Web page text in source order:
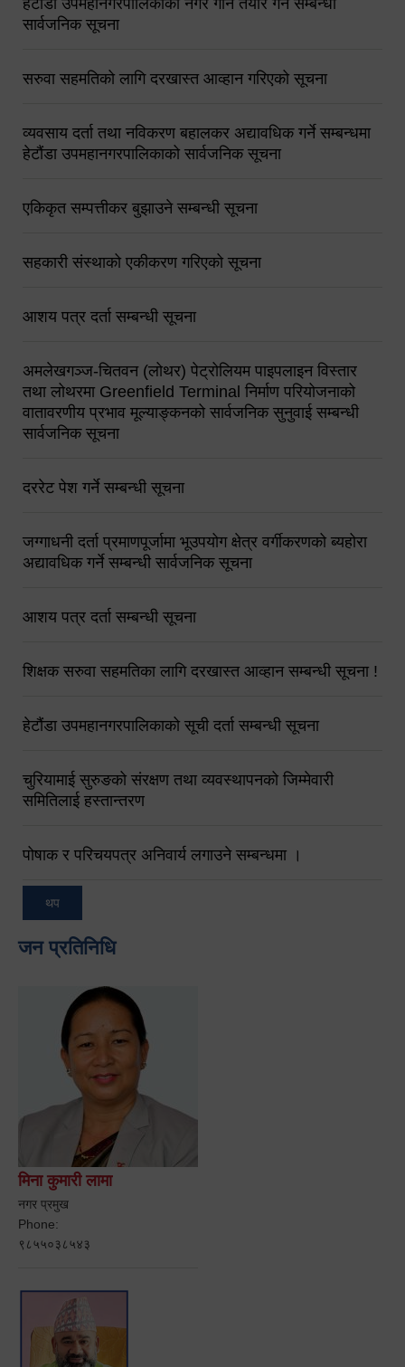
हेटौंडा उपमहानगरपालिकाको नगर गान तयार गर्ने सम्बन्धी
सार्वजनिक सूचना
सरुवा सहमतिको लागि दरखास्त आव्हान गरिएको सूचना
व्यवसाय दर्ता तथा नविकरण बहालकर अद्यावधिक गर्ने सम्बन्धमा
हेटौंडा उपमहानगरपालिकाको सार्वजनिक सूचना
एकिकृत सम्पत्तीकर बुझाउने सम्बन्धी सूचना
सहकारी संस्थाको एकीकरण गरिएको सूचना
आशय पत्र दर्ता सम्बन्धी सूचना
अमलेखगञ्ज-चितवन (लोथर) पेट्रोलियम पाइपलाइन विस्तार
तथा लोथरमा Greenfield Terminal निर्माण परियोजनाको
वातावरणीय प्रभाव मूल्याङ्कनको सार्वजनिक सुनुवाई सम्बन्धी
सार्वजनिक सूचना
दररेट पेश गर्ने सम्बन्धी सूचना
जग्गाधनी दर्ता प्रमाणपूर्जामा भूउपयोग क्षेत्र वर्गीकरणको ब्यहोरा
अद्यावधिक गर्ने सम्बन्धी सार्वजनिक सूचना
आशय पत्र दर्ता सम्बन्धी सूचना
शिक्षक सरुवा सहमतिका लागि दरखास्त आव्हान सम्बन्धी सूचना !
हेटौंडा उपमहानगरपालिकाको सूची दर्ता सम्बन्धी सूचना
चुरियामाई सुरुङको संरक्षण तथा व्यवस्थापनको जिम्मेवारी
समितिलाई हस्तान्तरण
पोषाक र परिचयपत्र अनिवार्य लगाउने सम्बन्धमा ।
थप
जन प्रतिनिधि
मिना कुमारी लामा
नगर प्रमुख
Phone:
९८५५०३८५४३